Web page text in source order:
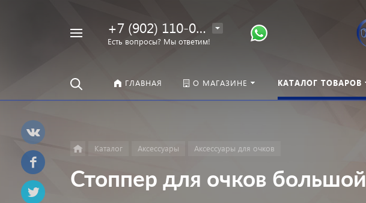
+7 (902) 110-00-22
Есть вопросы? Мы ответим!
ГЛАВНАЯ О МАГАЗИНЕ КАТАЛОГ ТОВАРОВ
Каталог Аксессуары Аксессуары для очков
Стоппер для очков большой